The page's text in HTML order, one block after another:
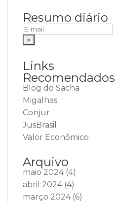
Resumo diário
Links
Recomendados
Blog do Sacha
Migalhas
Conjur
JusBrasil
Valor Econômico
Arquivo
maio 2024(4)
abril 2024(4)
março 2024(6)